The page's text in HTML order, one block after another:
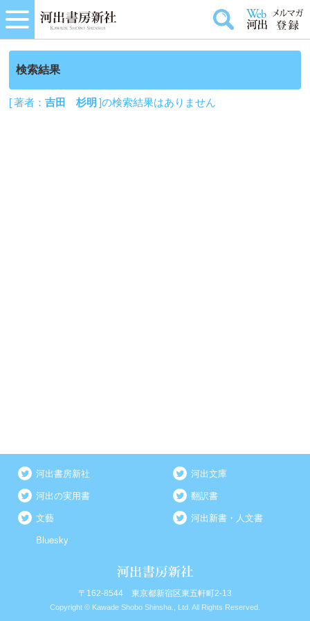
検索結果
[ 著者：吉田 杉明 ]の検索結果はありません
河出書房新社 河出文庫
河出の実用書 翻訳書
文藝 河出新書・人文書
Bluesky
〒162-8544 東京都新宿区東五軒町2-13
Copyright © Kawade Shobo Shinsha., Ltd. All Rights Reserved.